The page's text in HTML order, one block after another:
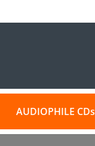
AUDIOPHILE CDs